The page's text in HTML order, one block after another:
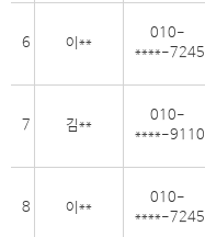
6 이**
010-
****-7245
7 김**
010-
****-9110
8 이**
010-
****-7245